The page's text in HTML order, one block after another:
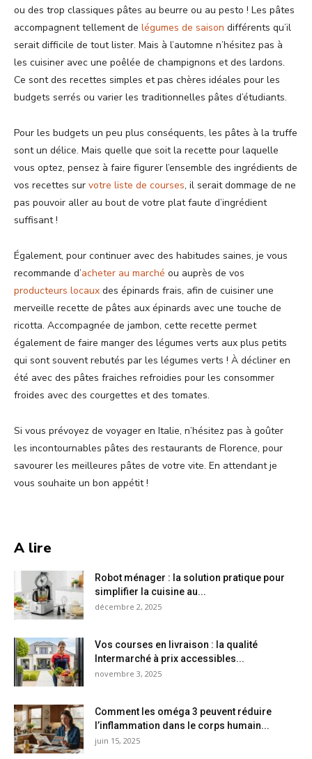
ou des trop classiques pâtes au beurre ou au pesto ! Les pâtes
accompagnent tellement de légumes de saison différents qu’il
serait difficile de tout lister. Mais à l’automne n’hésitez pas à
les cuisiner avec une poêlée de champignons et des lardons.
Ce sont des recettes simples et pas chères idéales pour les
budgets serrés ou varier les traditionnelles pâtes d’étudiants.
Pour les budgets un peu plus conséquents, les pâtes à la truffe
sont un délice. Mais quelle que soit la recette pour laquelle
vous optez, pensez à faire figurer l’ensemble des ingrédients de
vos recettes sur votre liste de courses, il serait dommage de ne
pas pouvoir aller au bout de votre plat faute d’ingrédient
suffisant !
Également, pour continuer avec des habitudes saines, je vous
recommande d’acheter au marché ou auprès de vos
producteurs locaux des épinards frais, afin de cuisiner une
merveille recette de pâtes aux épinards avec une touche de
ricotta. Accompagnée de jambon, cette recette permet
également de faire manger des légumes verts aux plus petits
qui sont souvent rebutés par les légumes verts ! À décliner en
été avec des pâtes fraiches refroidies pour les consommer
froides avec des courgettes et des tomates.
Si vous prévoyez de voyager en Italie, n’hésitez pas à goûter
les incontournables pâtes des restaurants de Florence, pour
savourer les meilleures pâtes de votre vite. En attendant je
vous souhaite un bon appétit !
A lire
Robot ménager : la solution pratique pour
simplifier la cuisine au...
décembre 2, 2025
Vos courses en livraison : la qualité
Intermarché à prix accessibles...
novembre 3, 2025
Comment les oméga 3 peuvent réduire
l’inflammation dans le corps humain...
juin 15, 2025